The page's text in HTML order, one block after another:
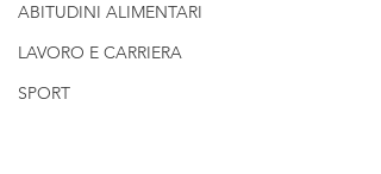
ABITUDINI ALIMENTARI
LAVORO E CARRIERA
SPORT